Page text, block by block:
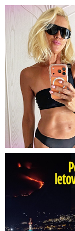
Krásná sestra
Erupce sicilské